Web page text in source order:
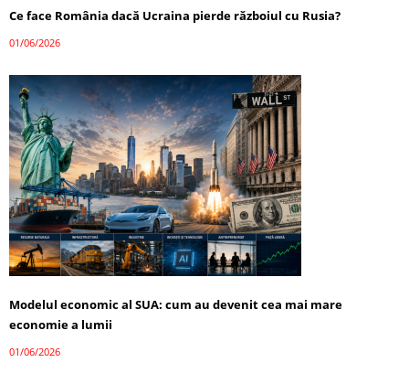
Ce face România dacă Ucraina pierde războiul cu Rusia?
01/06/2026
Modelul economic al SUA: cum au devenit cea mai mare
economie a lumii
01/06/2026